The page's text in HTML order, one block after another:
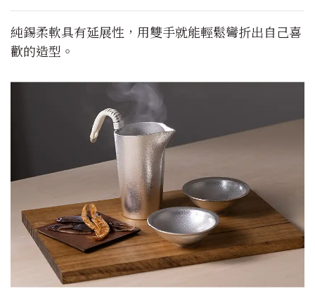
純錫柔軟具有延展性，用雙手就能輕鬆彎折出自己喜
歡的造型。